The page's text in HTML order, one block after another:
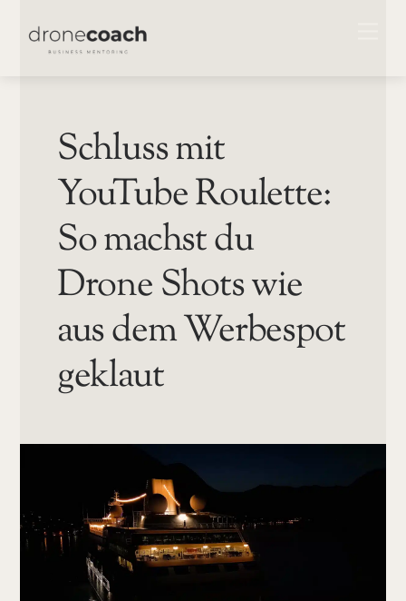
Schluss mit
YouTube Roulette:
So machst du
Drone Shots wie
aus dem Werbespot
geklaut